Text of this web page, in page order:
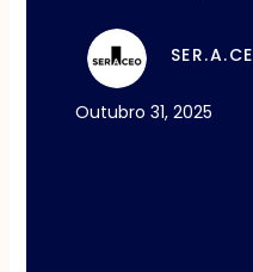
Outubro 31, 2025